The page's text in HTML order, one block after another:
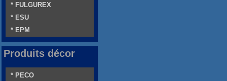
* FULGUREX
* ESU
* EPM
Produits décor
* PECO